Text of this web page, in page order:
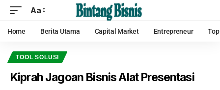
Aa
Home Berita Utama Capital Market Entrepreneur
TOOL SOLUSI
Kiprah Jagoan Bisnis Alat Presentasi